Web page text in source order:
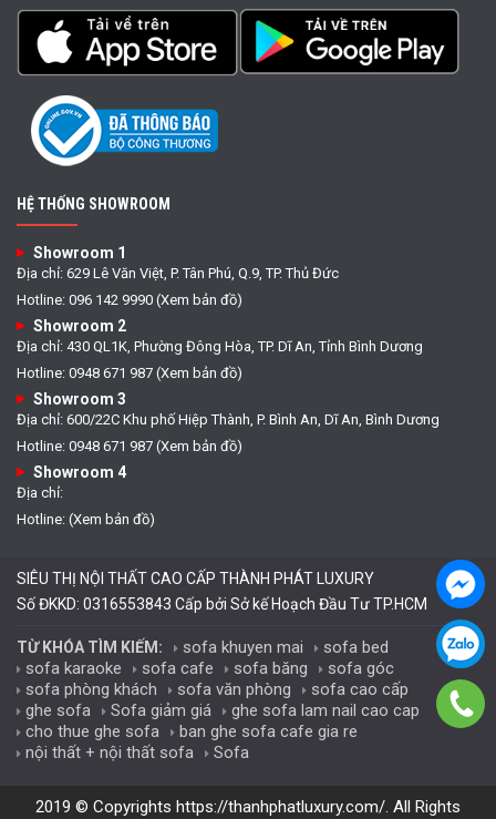
HỆ THỐNG SHOWROOM
Showroom 1
Địa chỉ: 629 Lê Văn Việt, P. Tân Phú, Q.9, TP. Thủ Đức
Hotline: 096 142 9990 (Xem bản đồ)
Showroom 2
Địa chỉ: 430 QL1K, Phường Đông Hòa, TP. Dĩ An, Tỉnh Bình Dương
Hotline: 0948 671 987 (Xem bản đồ)
Showroom 3
Địa chỉ: 600/22C Khu phố Hiệp Thành, P. Bình An, Dĩ An, Bình Dương
Hotline: 0948 671 987 (Xem bản đồ)
Showroom 4
Địa chỉ:
Hotline: (Xem bản đồ)
SIÊU THỊ NỘI THẤT CAO CẤP THÀNH PHÁT LUXURY
Số ĐKKD: 0316553843 Cấp bởi Sở kế Hoạch Đầu Tư TP.HCM
TỪ KHÓA TÌM KIẾM: sofa khuyen mai
sofa bed
sofa karaoke
sofa cafe sofa băng
sofa góc
sofa phòng khách
sofa văn phòng
sofa cao cấp
ghe sofa
Sofa giảm giá
ghe sofa lam nail cao cap
cho thue ghe sofa
ban ghe sofa cafe gia re
nội thất + nội thất sofa
Sofa
2019 © Copyrights https://thanhphatluxury.com/. All Rights